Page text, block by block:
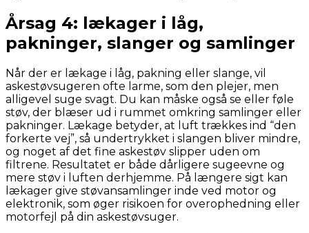
Årsag 4: lækager i låg,
pakninger, slanger og samlinger
Når der er lækage i låg, pakning eller slange, vil
askestøvsugeren ofte larme, som den plejer, men
alligevel suge svagt. Du kan måske også se eller føle
støv, der blæser ud i rummet omkring samlinger eller
pakninger. Lækage betyder, at luft trækkes ind “den
forkerte vej”, så undertrykket i slangen bliver mindre,
og noget af det fine askestøv slipper uden om
filtrene. Resultatet er både dårligere sugeevne og
mere støv i luften derhjemme. På længere sigt kan
lækager give støvansamlinger inde ved motor og
elektronik, som øger risikoen for overophedning eller
motorfejl på din askestøvsuger.